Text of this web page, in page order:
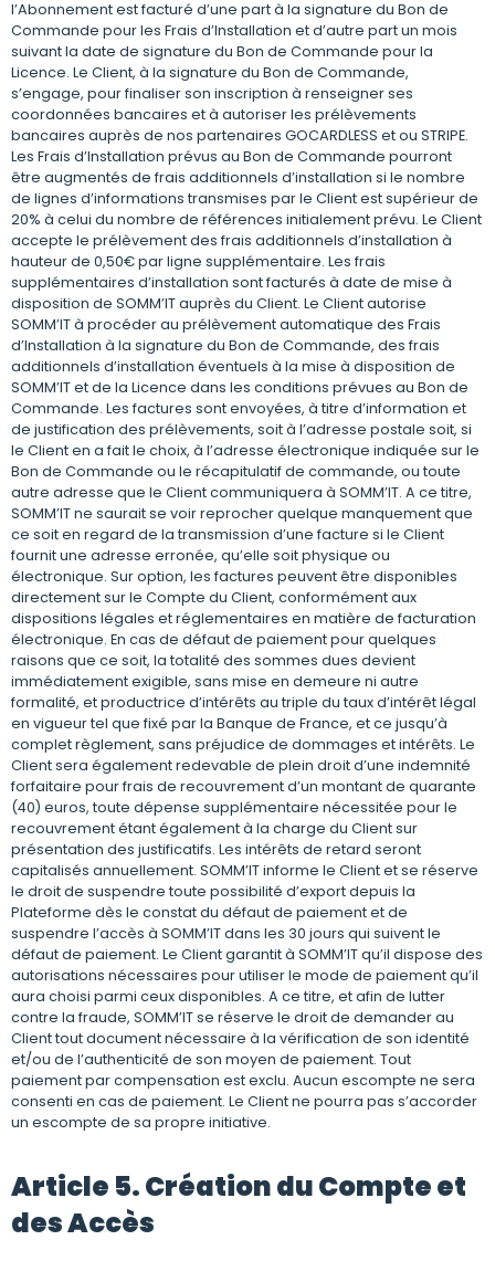
l’Abonnement est facturé d’une part à la signature du Bon de
Commande pour les Frais d’Installation et d’autre part un mois
suivant la date de signature du Bon de Commande pour la
Licence. Le Client, à la signature du Bon de Commande,
s’engage, pour finaliser son inscription à renseigner ses
coordonnées bancaires et à autoriser les prélèvements
bancaires auprès de nos partenaires GOCARDLESS et ou STRIPE.
Les Frais d’Installation prévus au Bon de Commande pourront
être augmentés de frais additionnels d’installation si le nombre
de lignes d’informations transmises par le Client est supérieur de
20% à celui du nombre de références initialement prévu. Le Client
accepte le prélèvement des frais additionnels d’installation à
hauteur de 0,50€ par ligne supplémentaire. Les frais
supplémentaires d’installation sont facturés à date de mise à
disposition de SOMM’IT auprès du Client. Le Client autorise
SOMM’IT à procéder au prélèvement automatique des Frais
d’Installation à la signature du Bon de Commande, des frais
additionnels d’installation éventuels à la mise à disposition de
SOMM’IT et de la Licence dans les conditions prévues au Bon de
Commande. Les factures sont envoyées, à titre d’information et
de justification des prélèvements, soit à l’adresse postale soit, si
le Client en a fait le choix, à l’adresse électronique indiquée sur le
Bon de Commande ou le récapitulatif de commande, ou toute
autre adresse que le Client communiquera à SOMM’IT. A ce titre,
SOMM’IT ne saurait se voir reprocher quelque manquement que
ce soit en regard de la transmission d’une facture si le Client
fournit une adresse erronée, qu’elle soit physique ou
électronique. Sur option, les factures peuvent être disponibles
directement sur le Compte du Client, conformément aux
dispositions légales et réglementaires en matière de facturation
électronique. En cas de défaut de paiement pour quelques
raisons que ce soit, la totalité des sommes dues devient
immédiatement exigible, sans mise en demeure ni autre
formalité, et productrice d’intérêts au triple du taux d’intérêt légal
en vigueur tel que fixé par la Banque de France, et ce jusqu’à
complet règlement, sans préjudice de dommages et intérêts. Le
Client sera également redevable de plein droit d’une indemnité
forfaitaire pour frais de recouvrement d’un montant de quarante
(40) euros, toute dépense supplémentaire nécessitée pour le
recouvrement étant également à la charge du Client sur
présentation des justificatifs. Les intérêts de retard seront
capitalisés annuellement. SOMM’IT informe le Client et se réserve
le droit de suspendre toute possibilité d’export depuis la
Plateforme dès le constat du défaut de paiement et de
suspendre l’accès à SOMM’IT dans les 30 jours qui suivent le
défaut de paiement. Le Client garantit à SOMM’IT qu’il dispose des
autorisations nécessaires pour utiliser le mode de paiement qu’il
aura choisi parmi ceux disponibles. A ce titre, et afin de lutter
contre la fraude, SOMM’IT se réserve le droit de demander au
Client tout document nécessaire à la vérification de son identité
et/ou de l’authenticité de son moyen de paiement. Tout
paiement par compensation est exclu. Aucun escompte ne sera
consenti en cas de paiement. Le Client ne pourra pas s’accorder
un escompte de sa propre initiative.
Article 5. Création du Compte et
des Accès